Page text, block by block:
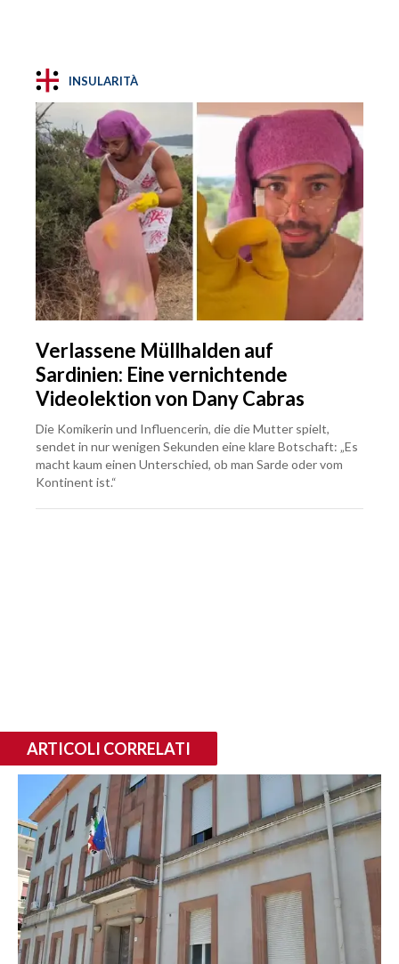
INSULARITÀ
Verlassene Müllhalden auf
Sardinien: Eine vernichtende
Videolektion von Dany Cabras
Die Komikerin und Influencerin, die die Mutter spielt,
sendet in nur wenigen Sekunden eine klare Botschaft: „Es
macht kaum einen Unterschied, ob man Sarde oder vom
Kontinent ist.“
ARTICOLI CORRELATI